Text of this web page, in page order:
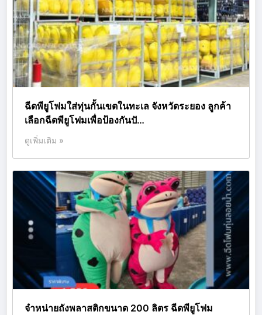
ฉีดพียูโฟมใส่ทุ่นกั้นเขตในทะเล จังหวัดระยอง ลูกค้า
เลือกฉีดพียูโฟมเพื่อป้องกันปั…
ดูเพิ่มเติม »
จำหน่ายถังพลาสติกขนาด 200 ลิตร ฉีดพียูโฟม